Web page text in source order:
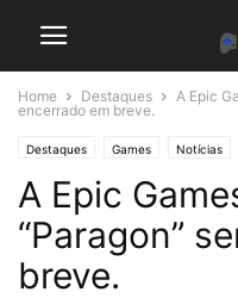
Home Destaques
A Epic
encerrado em breve.
Destaques Games Notícias
A Epic
“Paragon”
breve.